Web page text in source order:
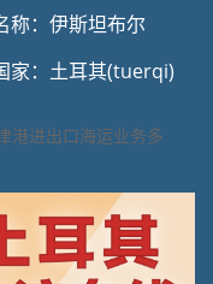
称：伊斯坦布尔
家：土耳其(tuerqi)
港进出口海运业务多